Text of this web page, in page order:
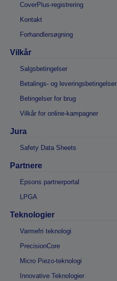
CoverPlus-registrering
Kontakt
Forhandlersøgning
Vilkår
Salgsbetingelser
Betalings- og leveringsbetingelser
Betingelser for brug
Vilkår for online-kampagner
Jura
Safety Data Sheets
Partnere
Epsons partnerportal
LPGA
Teknologier
Varmefri teknologi
PrecisionCore
Micro Piezo-teknologi
Innovative Teknologier